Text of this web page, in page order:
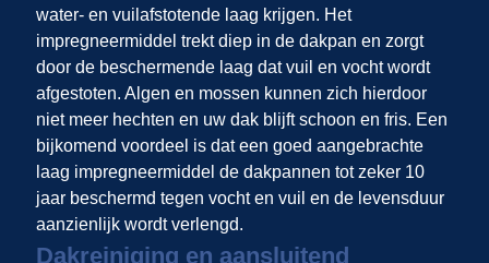
water- en vuilafstotende laag krijgen. Het
impregneermiddel trekt diep in de dakpan en zorgt
door de beschermende laag dat vuil en vocht wordt
afgestoten. Algen en mossen kunnen zich hierdoor
niet meer hechten en uw dak blijft schoon en fris. Een
bijkomend voordeel is dat een goed aangebrachte
laag impregneermiddel de dakpannen tot zeker 10
jaar beschermd tegen vocht en vuil en de levensduur
aanzienlijk wordt verlengd.
Dakreiniging en aansluitend